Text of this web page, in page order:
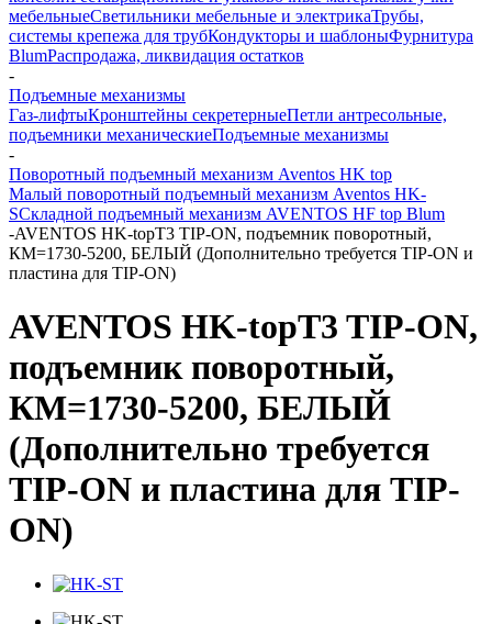
мебельныеСветильники мебельные и электрикаТрубы,
системы крепежа для трубКондукторы и шаблоныФурнитура
BlumРаспродажа, ликвидация остатков
-
Подъемные механизмы
Газ-лифтыКронштейны секретерныеПетли антресольные,
подъемники механическиеПодъемные механизмы
-
Поворотный подъемный механизм Aventos HK top
Малый поворотный подъемный механизм Aventos HK-
SСкладной подъемный механизм AVENTOS HF top Blum
-AVENTOS HK-topT3 TIP-ON, подъемник поворотный,
КМ=1730-5200, БЕЛЫЙ (Дополнительно требуется TIP-ON и
пластина для TIP-ON)
AVENTOS HK-topT3 TIP-ON,
подъемник поворотный,
КМ=1730-5200, БЕЛЫЙ
(Дополнительно требуется
TIP-ON и пластина для TIP-
ON)